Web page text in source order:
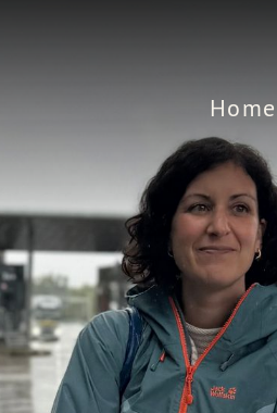
Home